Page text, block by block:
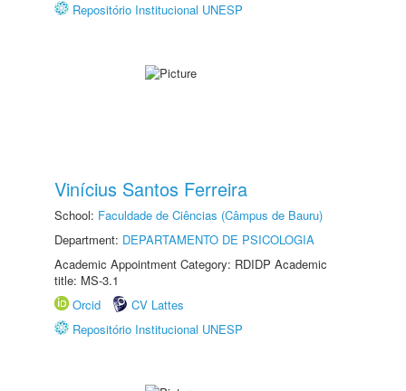
Repositório Institucional UNESP
Vinícius Santos Ferreira
School: Faculdade de Ciências (Câmpus de Bauru)
Department: DEPARTAMENTO DE PSICOLOGIA
Academic Appointment Category: RDIDP Academic
title: MS-3.1
Orcid
CV Lattes
Repositório Institucional UNESP